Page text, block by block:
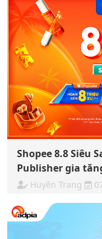
Shopee 8.8 Siêu
Publisher gia
Huyền Trang